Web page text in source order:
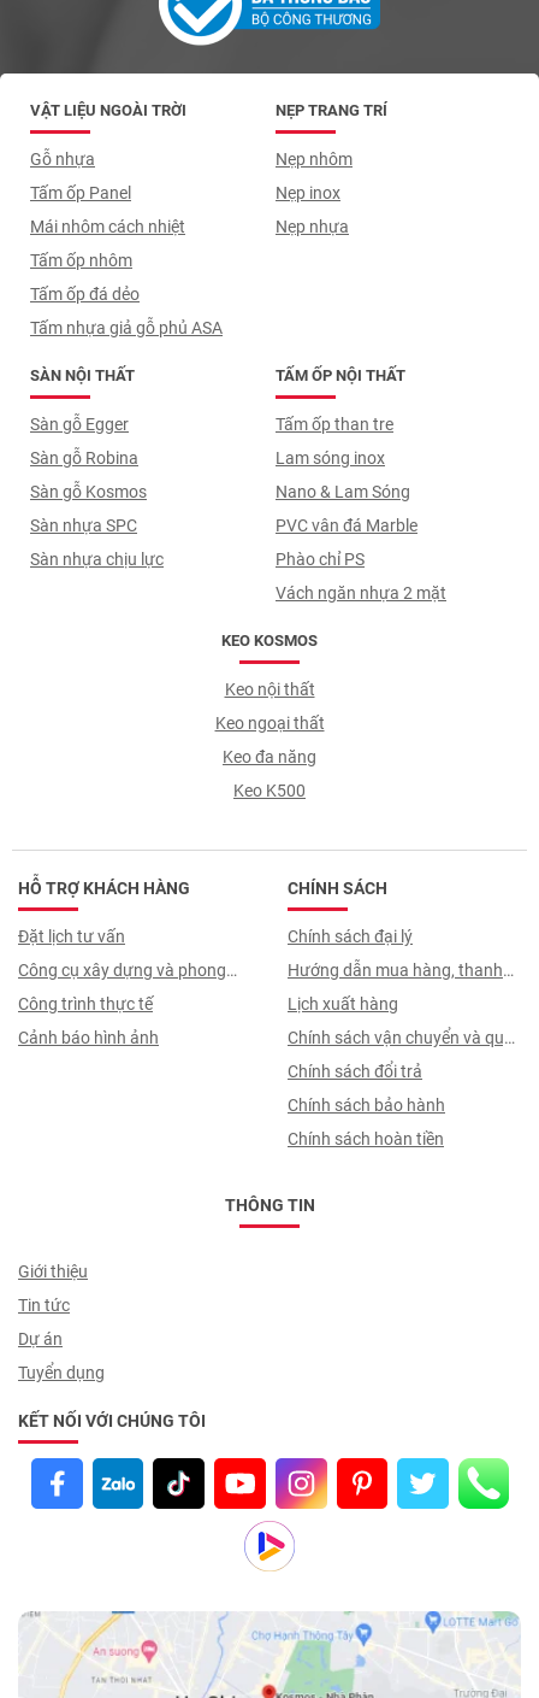
VẬT LIỆU NGOÀI TRỜI
Gỗ nhựa
Tấm ốp Panel
Mái nhôm cách nhiệt
Tấm ốp nhôm
Tấm ốp đá dẻo
Tấm nhựa giả gỗ phủ ASA
TẤM ỐP NỘI THẤT
Tấm ốp than tre
Lam sóng inox
Nano & Lam Sóng
PVC vân đá Marble
Phào chỉ PS
Vách ngăn nhựa 2 mặt
SÀN NỘI THẤT
Sàn gỗ Egger
Sàn gỗ Robina
Sàn gỗ Kosmos
Sàn nhựa SPC
Sàn nhựa chịu lực
NẸP TRANG TRÍ
Nẹp nhôm
Nẹp inox
Nẹp nhựa
KEO KOSMOS
Keo nội thất
Keo ngoại thất
Keo đa năng
Keo K500
HỖ TRỢ KHÁCH HÀNG
Đặt lịch tư vấn
Công cụ xây dựng và phong
thuỷ
Công trình thực tế
Cảnh báo hình ảnh
CHÍNH SÁCH
Chính sách đại lý
Hướng dẫn mua hàng, thanh
toán, quy trình ký hợp đồng
Lịch xuất hàng
Chính sách vận chuyển và quy
trình giao nhận
Chính sách đổi trả
Chính sách bảo hành
Chính sách hoàn tiền
THÔNG TIN
Giới thiệu
Tin tức
Dự án
Tuyển dụng
KẾT NỐI VỚI CHÚNG TÔI